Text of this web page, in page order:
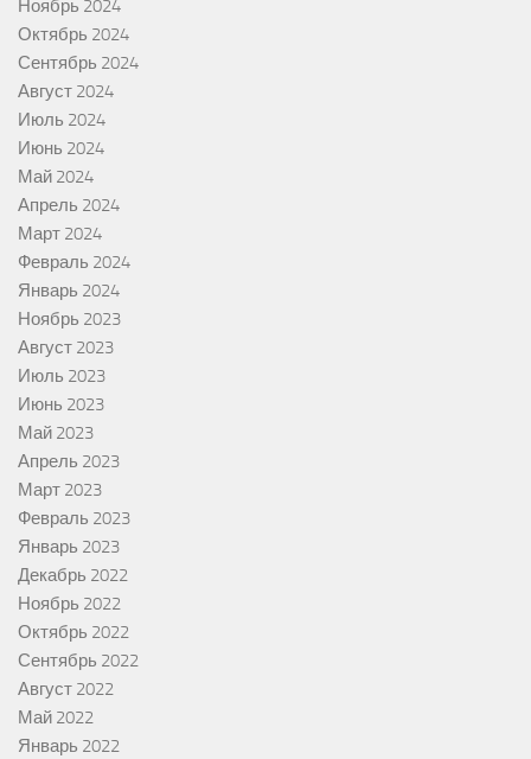
Ноябрь 2024
Октябрь 2024
Сентябрь 2024
Август 2024
Июль 2024
Июнь 2024
Май 2024
Апрель 2024
Март 2024
Февраль 2024
Январь 2024
Ноябрь 2023
Август 2023
Июль 2023
Июнь 2023
Май 2023
Апрель 2023
Март 2023
Февраль 2023
Январь 2023
Декабрь 2022
Ноябрь 2022
Октябрь 2022
Сентябрь 2022
Август 2022
Май 2022
Январь 2022